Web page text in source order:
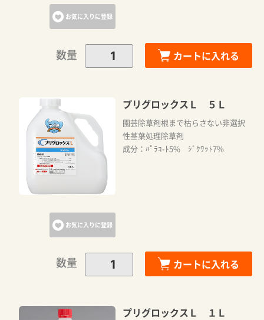
お気に入りに登録
数量 カートに入れる
お気に入りに登録
プリグロックスＬ ５Ｌ
園芸除草剤根まで枯らさない非選択
性茎葉処理除草剤
成分：ﾊﾟﾗｺ-ﾄ5% ｼﾞｸﾜｯﾄ7%
数量 カートに入れる
プリグロックスＬ １Ｌ